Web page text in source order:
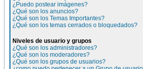
¿Puedo postear imágenes?
¿Qué son los anuncios?
¿Qué son los Temas Importantes?
¿Qué son los temas cerrados o bloquedados?
Niveles de usuario y grupos
¿Qué son los administradores?
¿Qué son los moderadores?
¿Qué son los grupos de usuarios?